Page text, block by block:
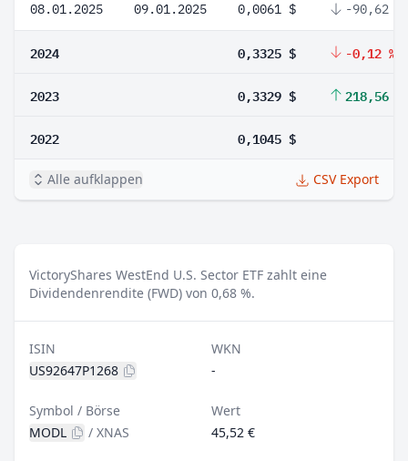
08.01.2025 09.01.2025 0,0061 $ -90,62 %
2024 0,3325 $ -0,12 %
2023 0,3329 $ 218,56 %
2022 0,1045 $
Alle aufklappen CSV Export
VictoryShares WestEnd U.S. Sector ETF zahlt eine
Dividendenrendite (FWD) von 0,68 %.
ISIN
US92647P1268
WKN
-
Symbol / Börse
MODL
/ XNAS
Wert
45,52 €